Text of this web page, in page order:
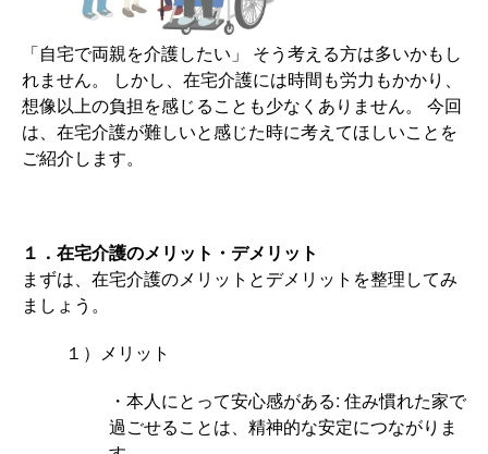
「自宅で両親を介護したい」 そう考える方は多いかもし
れません。 しかし、在宅介護には時間も労力もかかり、
想像以上の負担を感じることも少なくありません。 今回
は、在宅介護が難しいと感じた時に考えてほしいことを
ご紹介します。
１．在宅介護のメリット・デメリット
まずは、在宅介護のメリットとデメリットを整理してみ
ましょう。
１）メリット
・本人にとって安心感がある: 住み慣れた家で
過ごせることは、精神的な安定につながりま